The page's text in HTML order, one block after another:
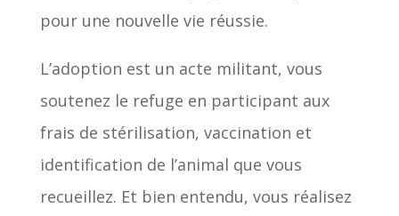
pour une nouvelle vie réussie.
L’adoption est un acte militant, vous
soutenez le refuge en participant aux
frais de stérilisation, vaccination et
identification de l’animal que vous
recueillez. Et bien entendu, vous réalisez